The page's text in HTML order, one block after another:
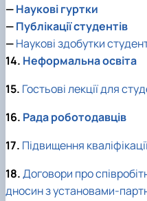
—Наукові гуртки
—Публікації студентів
—Наукові здобутки
14. Неформальна освіта
15. Гостьові лекції для
16. Рада роботодавців
17. Підвищення
18.Договори про
дносин з установами-